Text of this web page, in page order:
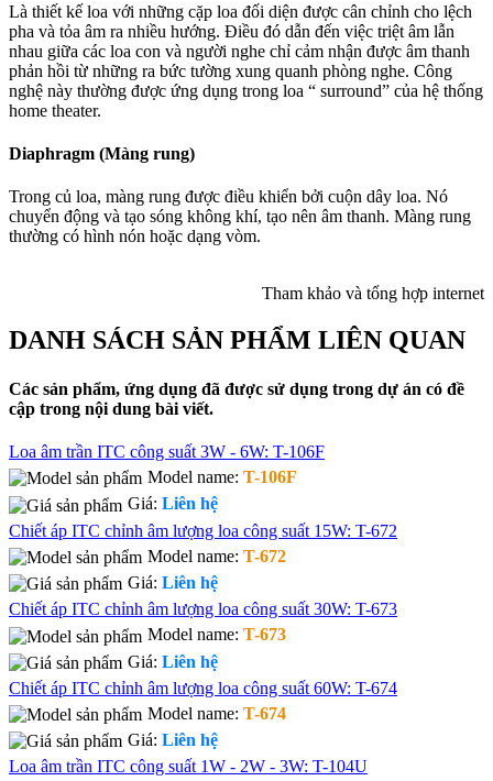
Là thiết kế loa với những cặp loa đối diện được cân chỉnh cho lệch
pha và tỏa âm ra nhiều hướng. Điều đó dẫn đến việc triệt âm lẫn
nhau giữa các loa con và người nghe chỉ cảm nhận được âm thanh
phản hồi từ những ra bức tường xung quanh phòng nghe. Công
nghệ này thường được ứng dụng trong loa “ surround” của hệ thống
home theater.
Diaphragm (Màng rung)
Trong củ loa, màng rung được điều khiển bởi cuộn dây loa. Nó
chuyển động và tạo sóng không khí, tạo nên âm thanh. Màng rung
thường có hình nón hoặc dạng vòm.
Tham khảo và tổng hợp internet
DANH SÁCH SẢN PHẨM LIÊN QUAN
Các sản phẩm, ứng dụng đã được sử dụng trong dự án có đề
cập trong nội dung bài viết.
Loa âm trần ITC công suất 3W - 6W: T-106F
Model name: T-106F
Giá: Liên hệ
Chiết áp ITC chỉnh âm lượng loa công suất 15W: T-672
Model name: T-672
Giá: Liên hệ
Chiết áp ITC chỉnh âm lượng loa công suất 30W: T-673
Model name: T-673
Giá: Liên hệ
Chiết áp ITC chỉnh âm lượng loa công suất 60W: T-674
Model name: T-674
Giá: Liên hệ
Loa âm trần ITC công suất 1W - 2W - 3W: T-104U